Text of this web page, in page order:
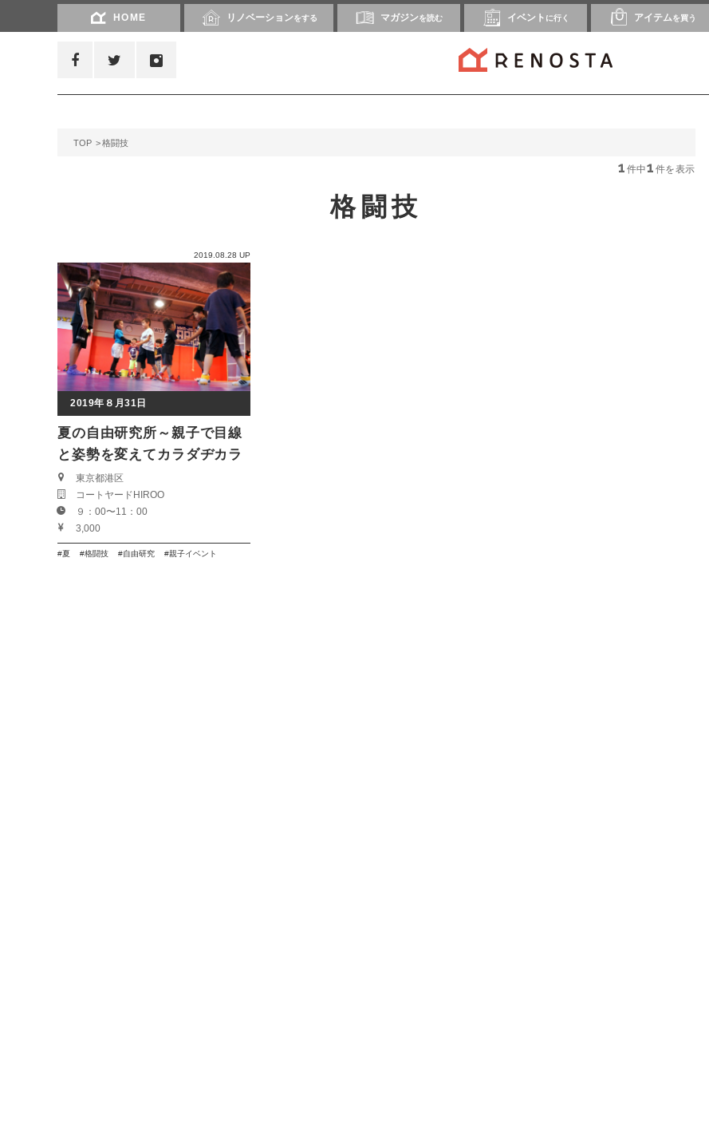
HOME リノベーションをする マガジンを読む イベント に行く アイテムを買う
TOP 格闘技
1 件中1 件を表示
格闘技
2019.08.28 UP
2019年８月31日
夏の自由研究所～親子で目線
と姿勢を変えてカラダヂカラ
を手に入れよう by AACC 阿
部裕幸～
東京都港区
コートヤードHIROO
９：00〜11：00
3,000
夏 格闘技 自由研究 親子イベント